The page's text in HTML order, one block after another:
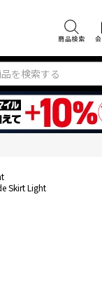
商品検索
Skirt Light